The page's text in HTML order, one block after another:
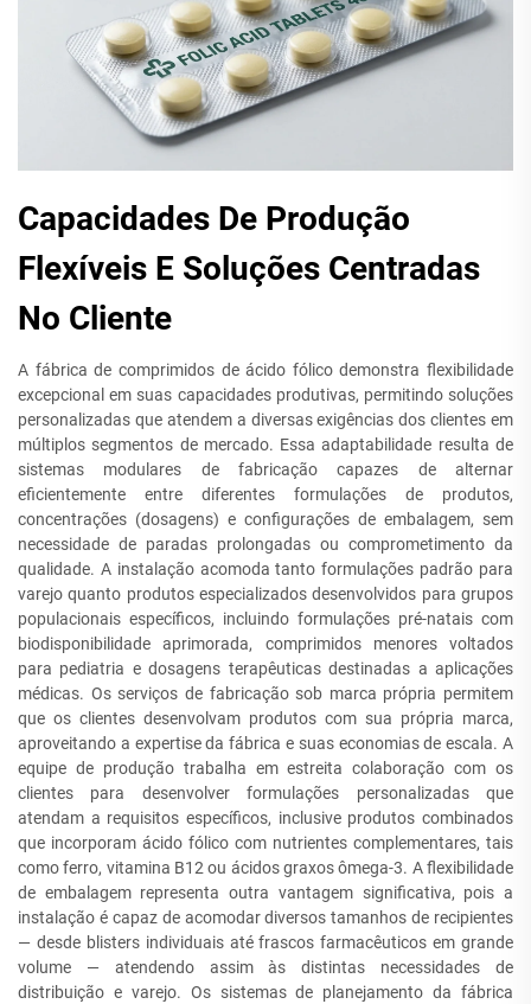
Capacidades De Produção
Flexíveis E Soluções Centradas
No Cliente
A fábrica de comprimidos de ácido fólico demonstra flexibilidade
excepcional em suas capacidades produtivas, permitindo soluções
personalizadas que atendem a diversas exigências dos clientes em
múltiplos segmentos de mercado. Essa adaptabilidade resulta de
sistemas modulares de fabricação capazes de alternar
eficientemente entre diferentes formulações de produtos,
concentrações (dosagens) e configurações de embalagem, sem
necessidade de paradas prolongadas ou comprometimento da
qualidade. A instalação acomoda tanto formulações padrão para
varejo quanto produtos especializados desenvolvidos para grupos
populacionais específicos, incluindo formulações pré-natais com
biodisponibilidade aprimorada, comprimidos menores voltados
para pediatria e dosagens terapêuticas destinadas a aplicações
médicas. Os serviços de fabricação sob marca própria permitem
que os clientes desenvolvam produtos com sua própria marca,
aproveitando a expertise da fábrica e suas economias de escala. A
equipe de produção trabalha em estreita colaboração com os
clientes para desenvolver formulações personalizadas que
atendam a requisitos específicos, inclusive produtos combinados
que incorporam ácido fólico com nutrientes complementares, tais
como ferro, vitamina B12 ou ácidos graxos ômega-3. A flexibilidade
de embalagem representa outra vantagem significativa, pois a
instalação é capaz de acomodar diversos tamanhos de recipientes
— desde blisters individuais até frascos farmacêuticos em grande
volume — atendendo assim às distintas necessidades de
distribuição e varejo. Os sistemas de planejamento da fábrica